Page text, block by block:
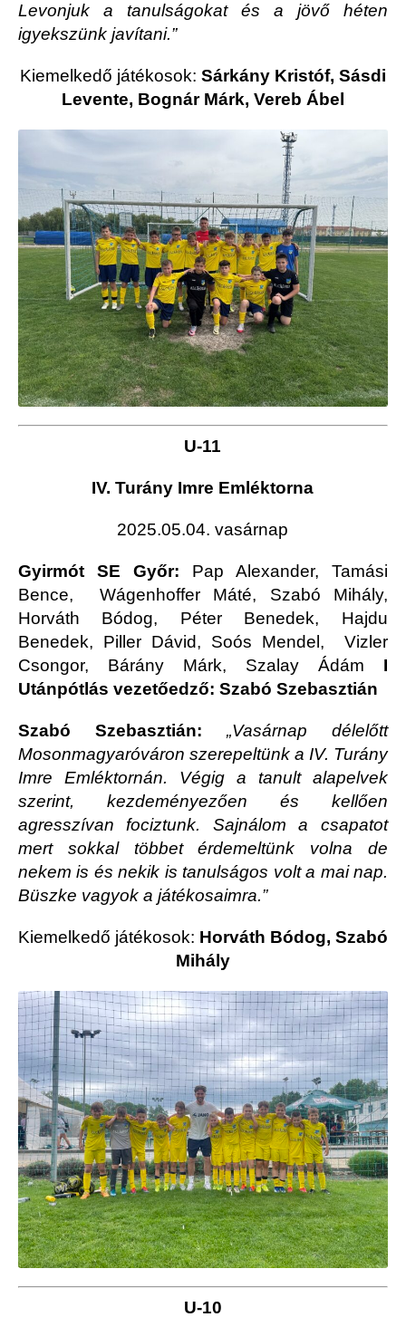
Levonjuk a tanulságokat és a jövő héten
igyekszünk javítani.”
Kiemelkedő játékosok: Sárkány Kristóf, Sásdi
Levente, Bognár Márk, Vereb Ábel
U-11
IV. Turány Imre Emléktorna
2025.05.04. vasárnap
Gyirmót SE Győr: Pap Alexander, Tamási
Bence, Wágenhoffer Máté, Szabó Mihály,
Horváth Bódog, Péter Benedek, Hajdu
Benedek, Piller Dávid, Soós Mendel, Vizler
Csongor, Bárány Márk, Szalay Ádám I
Utánpótlás vezetőedző: Szabó Szebasztián
Szabó Szebasztián: „Vasárnap délelőtt
Mosonmagyaróváron szerepeltünk a IV. Turány
Imre Emléktornán. Végig a tanult alapelvek
szerint, kezdeményezően és kellően
agresszívan fociztunk. Sajnálom a csapatot
mert sokkal többet érdemeltünk volna de
nekem is és nekik is tanulságos volt a mai nap.
Büszke vagyok a játékosaimra.”
Kiemelkedő játékosok: Horváth Bódog, Szabó
Mihály
U-10